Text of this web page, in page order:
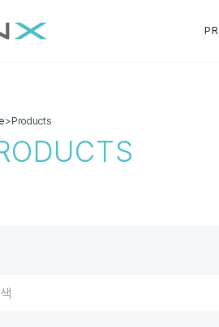
>Products